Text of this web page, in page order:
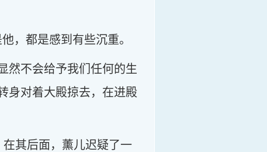
，都是感到有些沉重。
然不会给予我们任何的生
身对着大殿掠去，在进殿
其后面，薰儿迟疑了一